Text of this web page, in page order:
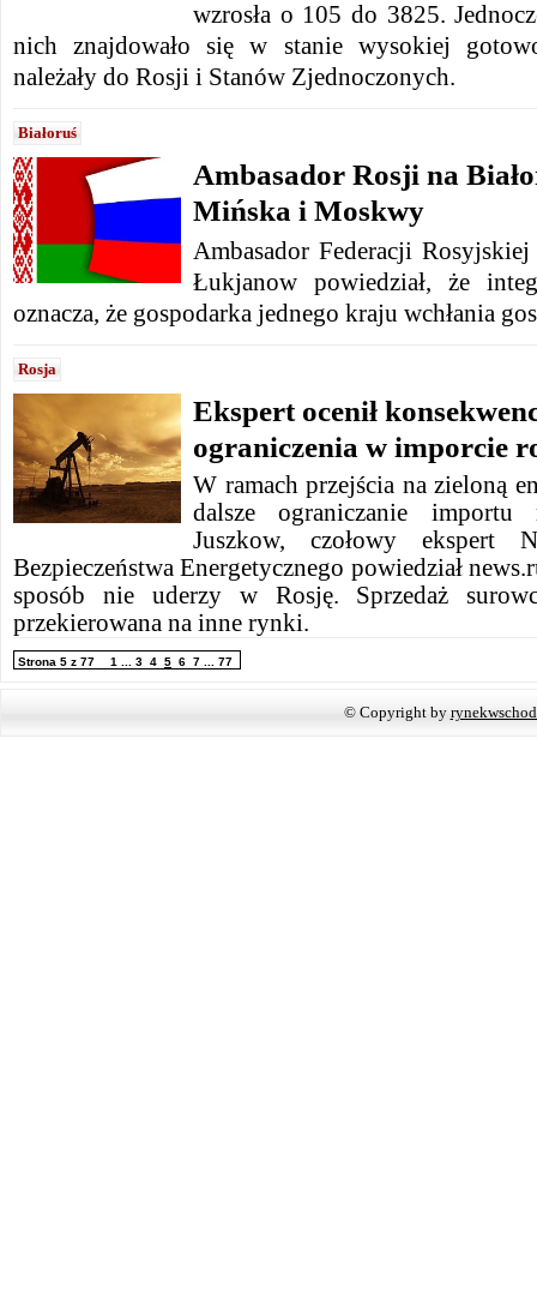
wzrosła o 105 do 3825.
nich znajdowało się w stanie wysokiej
należały do ​​Rosji i Stanów Zjednoczonych.
Białoruś
Ambasador Rosji na
Mińska i Moskwy
Ambasador Federacji
Łukjanow powiedział, że
oznacza, że ​​gospodarka jednego kraju wchłania
Rosja
Ekspert ocenił
ograniczenia w imporcie
W ramach przejścia na zieloną
dalsze ograniczanie
Juszkow, czołowy ekspert
Bezpieczeństwa Energetycznego powiedział
sposób nie uderzy w Rosję. Sprzedaż
przekierowana na inne rynki.
Strona 5 z 77 1 3 4 5 6 7 77
© Copyright by